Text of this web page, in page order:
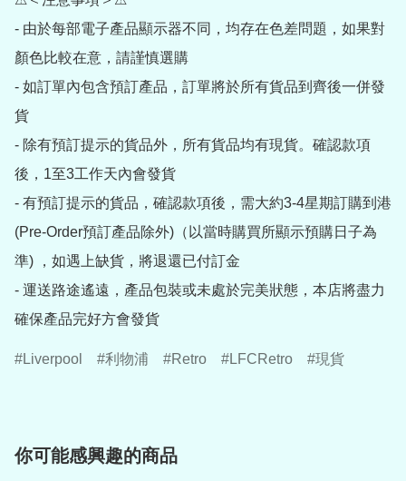
- 由於每部電子產品顯示器不同，均存在色差問題，如果對
顏色比較在意，請謹慎選購
- 如訂單內包含預訂產品，訂單將於所有貨品到齊後一併發
貨
- 除有預訂提示的貨品外，所有貨品均有現貨。確認款項
後，1至3工作天內會發貨
- 有預訂提示的貨品，確認款項後，需大約3-4星期訂購到港
(Pre-Order預訂產品除外)（以當時購買所顯示預購日子為
準) ，如遇上缺貨，將退還已付訂金
- 運送路途遙遠，產品包裝或未處於完美狀態，本店將盡力
確保產品完好方會發貨
Liverpool 利物浦 Retro LFCRetro 現貨
你可能感興趣的商品